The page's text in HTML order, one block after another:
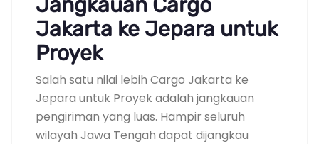
Jakarta ke Jepara untuk
Proyek
Salah satu nilai lebih Cargo Jakarta ke
Jepara untuk Proyek adalah jangkauan
pengiriman yang luas. Hampir seluruh
wilayah Jawa Tengah dapat dijangkau